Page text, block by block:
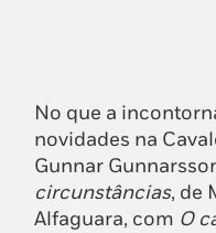
No que a
novidades na
Gunnar
circunstâncias, de
Alfaguara, com O